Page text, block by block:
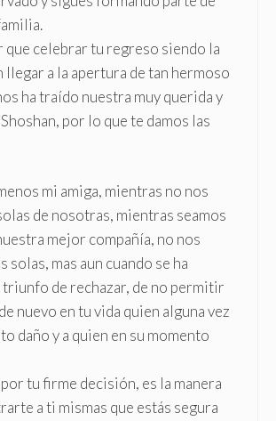
que celebrar tu regreso siendo la
llegar a la apertura de tan hermoso
ha traído nuestra muy querida y
por lo que te damos las
mi amiga, mientras no nos
de nosotras, mientras seamos
mejor compañía, no nos
solas, mas aun cuando se ha
de rechazar, de no permitir
nuevo en tu vida quien alguna vez
daño y a quien en su momento
tu firme decisión, es la manera
a ti mismas que estás segura